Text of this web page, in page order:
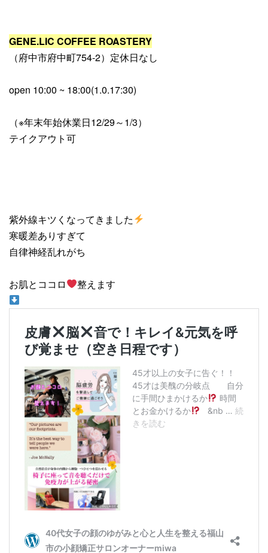
GENE.LIC COFFEE ROASTERY
（府中市府中町754-2）定休日なし
open 10:00 ~ 18:00(1.0.17:30)
（※年末年始休業日12/29～1/3）
テイクアウト可
紫外線キツくなってきました
寒暖差ありすぎて
自律神経乱れがち
お肌とココロ 整えます